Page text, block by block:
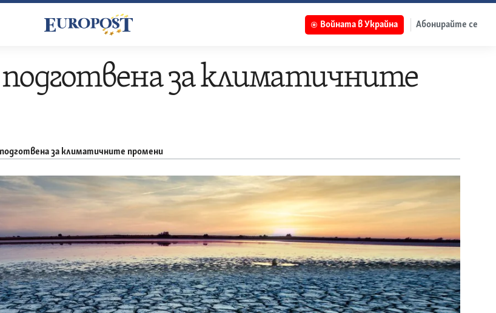
Войната в Украйна Абонирайте се
подготвена за климатичните
подготвена за климатичните промени